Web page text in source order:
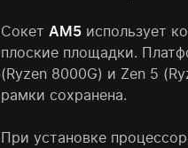
Сокет AM5 использует
плоские площадки.
(Ryzen 8000G) и Zen 5
рамки сохранена.
При установке